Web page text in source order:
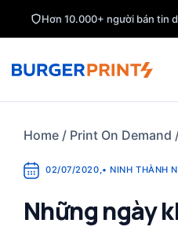
Hơn 10.000+ người bán tin
Home / Print On Demand
02/07/2020,• NINH THÀNH
Những ngày